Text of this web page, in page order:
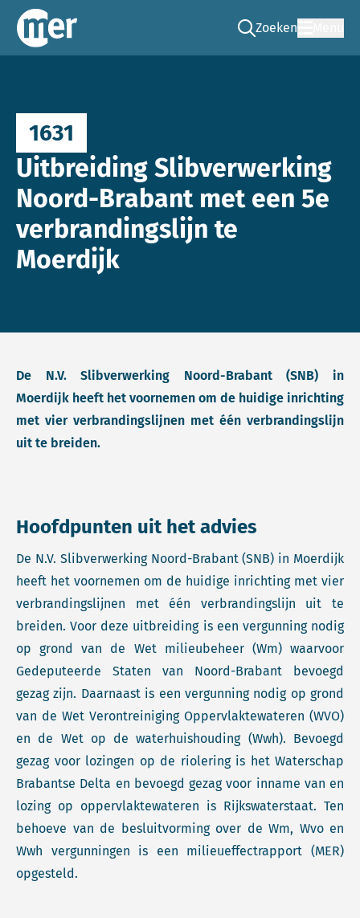
Commissie mer
Zoeken
Ga naar de zoek
1631
Uitbreiding Slibverwerking
Noord-Brabant met een 5e
verbrandingslijn te
Moerdijk
De N.V. Slibverwerking Noord-Brabant (SNB) in
Moerdijk heeft het voornemen om de huidige inrichting
met vier verbrandingslijnen met één verbrandingslijn
uit te breiden.
Hoofdpunten uit het advies
De N.V. Slibverwerking Noord-Brabant (SNB) in Moerdijk
heeft het voornemen om de huidige inrichting met vier
verbrandingslijnen met één verbrandingslijn uit te
breiden. Voor deze uitbreiding is een vergunning nodig
op grond van de Wet milieubeheer (Wm) waarvoor
Gedeputeerde Staten van Noord-Brabant bevoegd
gezag zijn. Daarnaast is een vergunning nodig op grond
van de Wet Verontreiniging Oppervlaktewateren (WVO)
en de Wet op de waterhuishouding (Wwh). Bevoegd
gezag voor lozingen op de riolering is het Waterschap
Brabantse Delta en bevoegd gezag voor inname van en
lozing op oppervlaktewateren is Rijkswaterstaat. Ten
behoeve van de besluitvorming over de Wm, Wvo en
Wwh vergunningen is een milieueffectrapport (MER)
opgesteld.